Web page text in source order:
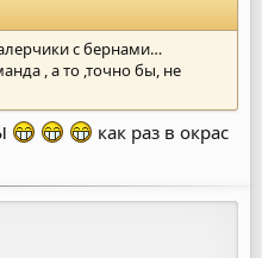
с бернами…
, а то ,точно бы, не
как раз в окрас